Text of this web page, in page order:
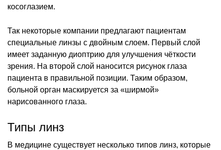
косоглазием.
Так некоторые компании предлагают пациентам
специальные линзы с двойным слоем. Первый слой
имеет заданную диоптрию для улучшения чёткости
зрения. На второй слой наносится рисунок глаза
пациента в правильной позиции. Таким образом,
больной орган маскируется за «ширмой»
нарисованного глаза.
Типы линз
В медицине существует несколько типов линз, которые